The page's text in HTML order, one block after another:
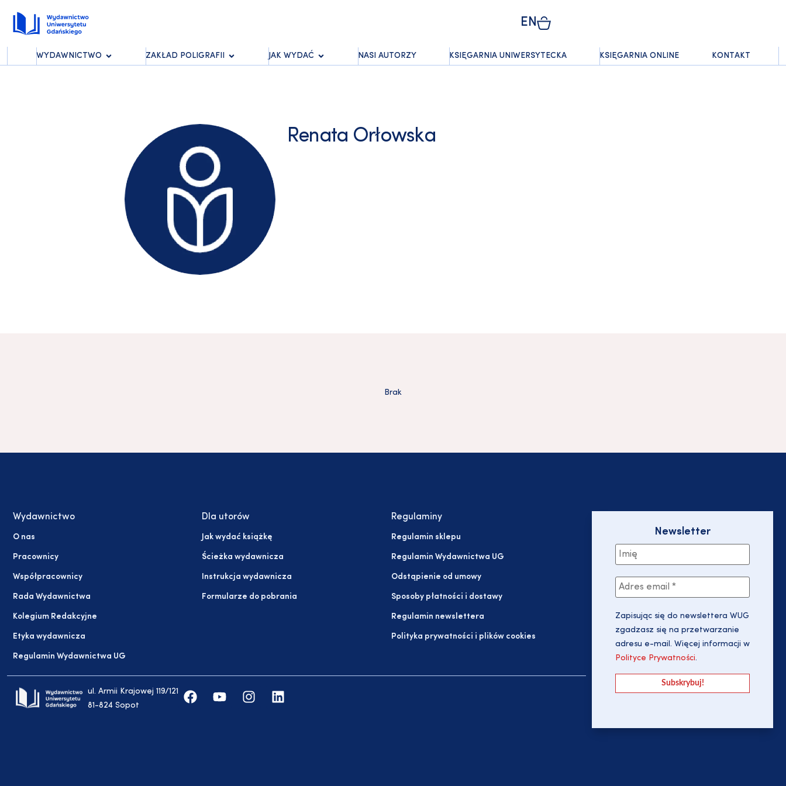
EN
WYDAWNICTWO ZAKŁAD POLIGRAFII JAK WYDAĆ NASI AUTORZY KSIĘGARNIA UNIWERSYTECKA KSIĘGARNIA ONLINE KONTAKT
Renata Orłowska
Brak
Wydawnictwo
O nas
Pracownicy
Współpracownicy
Rada Wydawnictwa
Kolegium Redakcyjne
Etyka wydawnicza
Regulamin Wydawnictwa UG
Dla utorów
Jak wydać książkę
Ścieżka wydawnicza
Instrukcja wydawnicza
Formularze do pobrania
Regulaminy
Regulamin sklepu
Regulamin Wydawnictwa UG
Odstąpienie od umowy
Sposoby płatności i dostawy
Regulamin newslettera
Polityka prywatności i plików cookies
ul. Armii Krajowej 119/121
81-824 Sopot
Newsletter
Zapisując się do newslettera WUG
zgadzasz się na przetwarzanie
adresu e-mail. Więcej informacji w
Polityce Prywatności.